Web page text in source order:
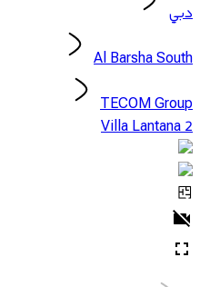
دبي
Al Barsha South
TECOM Group
Villa Lantana 2